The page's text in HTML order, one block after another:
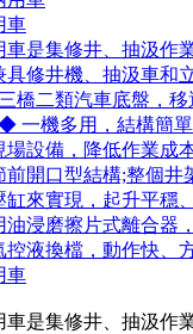
車
車是集修井、抽汲作
具修井機、抽汲車和
橋二類汽車底盤，移
一機多用，結構簡單
場設備，降低作業成
前開口型結構;整個井
缸來實現，起升平穩
油浸磨擦片式離合器
液換檔，動作快、
車
車是集修井、抽汲作